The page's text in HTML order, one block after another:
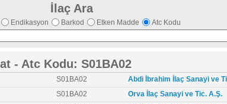
İlaç Ara
Endikasyon Barkod Etken Madde Atc Kodu
- Atc Kodu: S01BA02
S01BA02
Abdi İbrahim İlaç Sanayi ve
S01BA02
Orva İlaç Sanayi ve Tic. A.Ş.